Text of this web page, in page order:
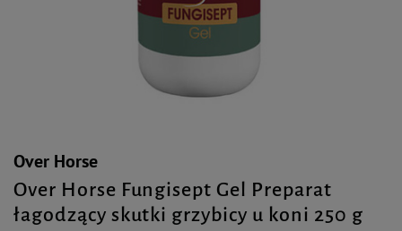
Over Horse
Over Horse Fungisept Gel Preparat
łagodzący skutki grzybicy u koni 250 g